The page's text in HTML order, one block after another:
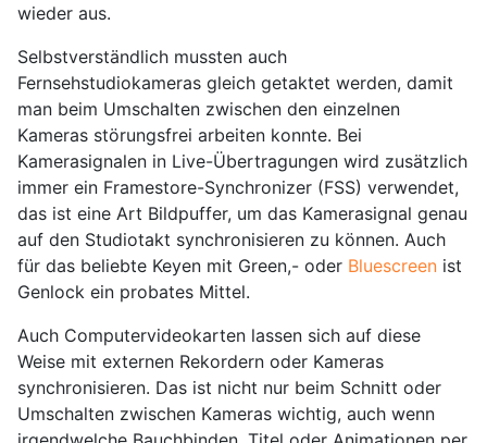
wieder aus.
Selbstverständlich mussten auch
Fernsehstudiokameras gleich getaktet werden, damit
man beim Umschalten zwischen den einzelnen
Kameras störungsfrei arbeiten konnte. Bei
Kamerasignalen in Live-Übertragungen wird zusätzlich
immer ein Framestore-Synchronizer (FSS) verwendet,
das ist eine Art Bildpuffer, um das Kamerasignal genau
auf den Studiotakt synchronisieren zu können. Auch
für das beliebte Keyen mit Green,- oder Bluescreen ist
Genlock ein probates Mittel.
Auch Computervideokarten lassen sich auf diese
Weise mit externen Rekordern oder Kameras
synchronisieren. Das ist nicht nur beim Schnitt oder
Umschalten zwischen Kameras wichtig, auch wenn